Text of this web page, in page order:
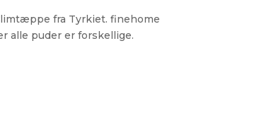
fra Tyrkiet. finehome
alle puder er forskellige.